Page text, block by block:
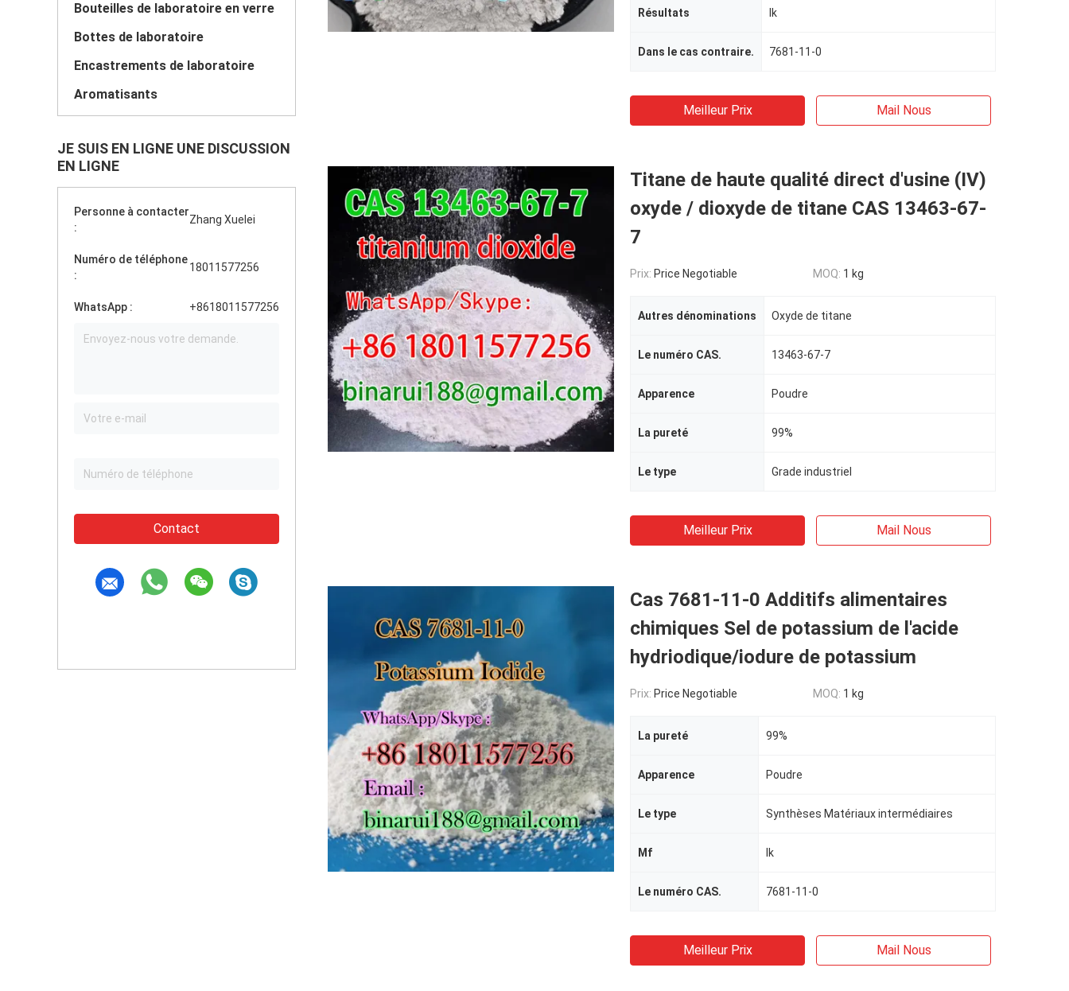
Bouteilles de laboratoire en verre
Bottes de laboratoire
Encastrements de laboratoire
Aromatisants
JE SUIS EN LIGNE UNE DISCUSSION
EN LIGNE
Personne à contacter
:
Zhang Xuelei
Numéro de téléphone
:
18011577256
WhatsApp : +8618011577256
Contact
Résultats Ik
Dans le cas contraire. 7681-11-0
Meilleur Prix Mail Nous
Titane de haute qualité direct d'usine (IV)
oxyde / dioxyde de titane CAS 13463-67-
7
Prix: Price Negotiable MOQ: 1 kg
Autres dénominations Oxyde de titane
Le numéro CAS. 13463-67-7
Apparence Poudre
La pureté 99%
Le type Grade industriel
Meilleur Prix Mail Nous
Cas 7681-11-0 Additifs alimentaires
chimiques Sel de potassium de l'acide
hydriodique/iodure de potassium
Prix: Price Negotiable MOQ: 1 kg
La pureté 99%
Apparence Poudre
Le type Synthèses Matériaux intermédiaires
Mf Ik
Le numéro CAS. 7681-11-0
Meilleur Prix Mail Nous